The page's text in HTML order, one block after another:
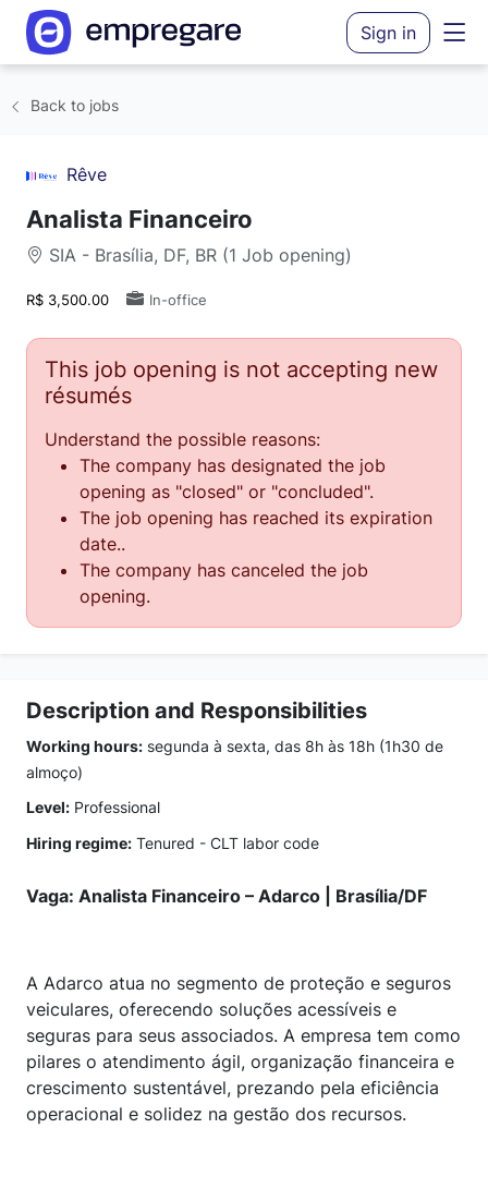
Sign in
Back to jobs
Rêve
Analista Financeiro
SIA - Brasília, DF, BR (1 Job opening)
R$ 3,500.00 In-office
This job opening is not accepting new
résumés
Understand the possible reasons:
The company has designated the job
opening as "closed" or "concluded".
The job opening has reached its expiration
date..
The company has canceled the job
opening.
Description and Responsibilities
Working hours: segunda à sexta, das 8h às 18h (1h30 de
almoço)
Level: Professional
Hiring regime: Tenured - CLT labor code
Vaga: Analista Financeiro – Adarco | Brasília/DF
A Adarco atua no segmento de proteção e seguros
veiculares, oferecendo soluções acessíveis e
seguras para seus associados. A empresa tem como
pilares o atendimento ágil, organização financeira e
crescimento sustentável, prezando pela eficiência
operacional e solidez na gestão dos recursos.